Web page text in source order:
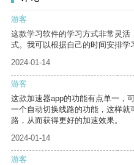
游客
这款学习软件的学习方式非常灵
式。我可以根据自己的时间安排学
2024-01-14
游客
这款加速器app的功能有点单一，
一个自动切换线路的功能，这样
路，从而获得更好的加速效果。
2024-01-14
游客